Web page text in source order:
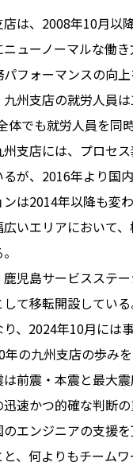
店は、2008年10月以
ニューノーマルな働
パフォーマンスの向上
九州支店の就労人員
体でも就労人員を同
支店には、プロセ
るが、2016年より国
ンは2014年以降も変
広いエリアにおいて
鹿児島サービスステ
して移転開設してい
、2024年10月には
年の九州支店の歩み
前震・本震と最大
速かつ的確な判断
エンジニアの支援
と、何よりもチーム